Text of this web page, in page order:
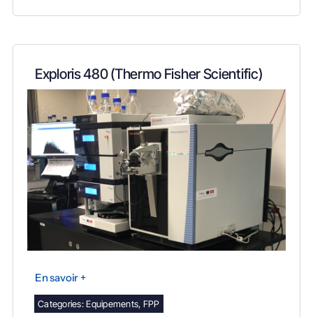
Exploris 480 (Thermo Fisher Scientific)
En savoir +
Categories:Equipements, FPP